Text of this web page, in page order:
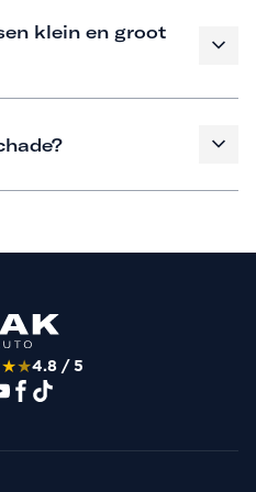
klein en groot
★★4.8 / 5